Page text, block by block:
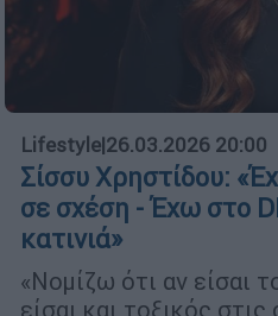
Lifestyle|26.03.2026 20:00
Σίσσυ Χρηστίδου:
σε σχέση - Έχω στο
κατινιά»
«Νομίζω ότι αν είσαι
είσαι και τοξικός